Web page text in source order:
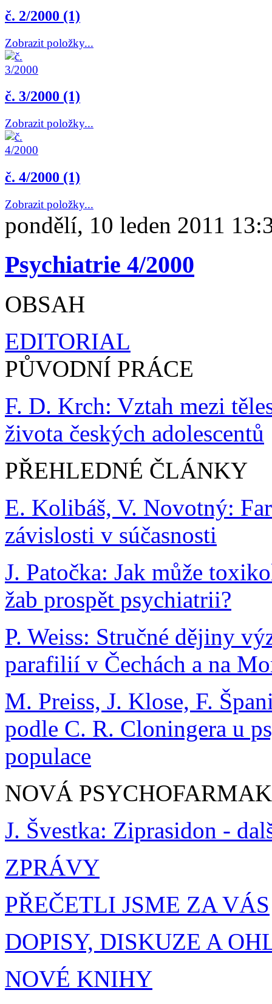
č. 2/2000 (1)
Zobrazit položky...
č. 3/2000 (1)
Zobrazit položky...
č. 4/2000 (1)
Zobrazit položky...
pondělí, 10 leden 2011
Psychiatrie 4/2000
OBSAH
EDITORIAL
PŮVODNÍ PRÁCE
F. D. Krch: Vztah mezi
života českých adolescentů
PŘEHLEDNÉ ČLÁNKY
E. Kolibáš, V. Novotný:
závislosti v súčasnosti
J. Patočka: Jak může
žab prospět psychiatrii?
P. Weiss: Stručné dějiny
parafilií v Čechách a na
M. Preiss, J. Klose, F.
podle C. R. Cloningera u
populace
NOVÁ
J. Švestka: Ziprasidon -
ZPRÁVY
PŘEČETLI JSME ZA VÁS
DOPISY, DISKUZE A
NOVÉ KNIHY